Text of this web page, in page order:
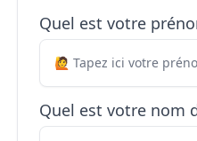
Quel est votre
Quel est votre nom